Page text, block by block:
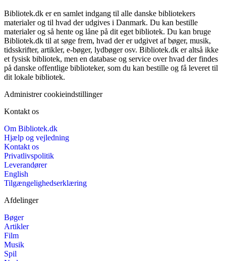
Bibliotek.dk er en samlet indgang til alle danske bibliotekers
materialer og til hvad der udgives i Danmark. Du kan bestille
materialer og så hente og låne på dit eget bibliotek. Du kan bruge
Bibliotek.dk til at søge frem, hvad der er udgivet af bøger, musik,
tidsskrifter, artikler, e-bøger, lydbøger osv. Bibliotek.dk er altså ikke
et fysisk bibliotek, men en database og service over hvad der findes
på danske offentlige biblioteker, som du kan bestille og få leveret til
dit lokale bibliotek.
Administrer cookieindstillinger
Kontakt os
Om Bibliotek.dk
Hjælp og vejledning
Kontakt os
Privatlivspolitik
Leverandører
English
Tilgængelighedserklæring
Afdelinger
Bøger
Artikler
Film
Musik
Spil